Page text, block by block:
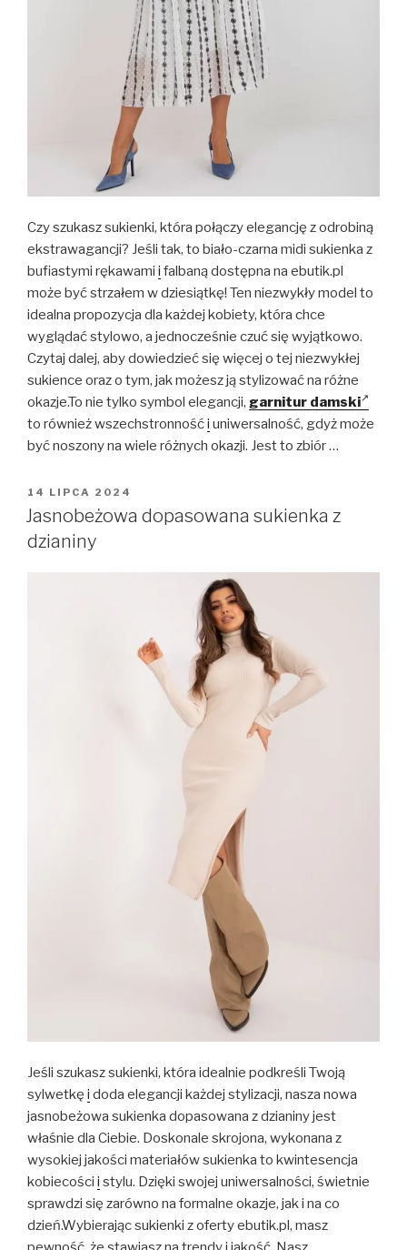
Czy szukasz sukienki, która połączy elegancję z odrobiną
ekstrawagancji? Jeśli tak, to biało-czarna midi sukienka z
bufiastymi rękawami i falbaną dostępna na ebutik.pl
może być strzałem w dziesiątkę! Ten niezwykły model to
idealna propozycja dla każdej kobiety, która chce
wyglądać stylowo, a jednocześnie czuć się wyjątkowo.
Czytaj dalej, aby dowiedzieć się więcej o tej niezwykłej
sukience oraz o tym, jak możesz ją stylizować na różne
okazje.To nie tylko symbol elegancji, garnitur damski
to również wszechstronnośći uniwersalność, gdyż może
być noszony na wiele różnych okazji. Jest to zbiór …
OPUBLIKOWANE
W
14 LIPCA 2024
Jasnobeżowa dopasowana sukienka z
dzianiny
Jeśli szukasz sukienki, która idealnie podkreśli Twoją
sylwetkę i doda elegancji każdej stylizacji, nasza nowa
jasnobeżowa sukienka dopasowana z dzianiny jest
właśnie dla Ciebie. Doskonale skrojona, wykonana z
wysokiej jakości materiałów sukienka to kwintesencja
kobiecości i stylu. Dzięki swojej uniwersalności, świetnie
sprawdzi się zarówno na formalne okazje, jak i na co
dzień.Wybierając sukienki z oferty ebutik.pl, masz